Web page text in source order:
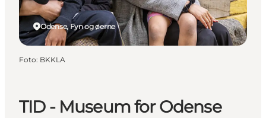
TID - Museum for Odense
Odense, Fyn og øerne
Foto: BKKLA